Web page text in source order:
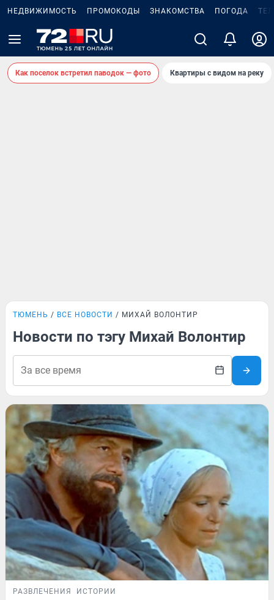
НЕДВИЖИМОСТЬ ПРОМОКОДЫ ЗНАКОМСТВА ПОГОДА
Как поселок встретил паводок — фото Квартиры с видом на реку
ТЮМЕНЬ ВСЕ НОВОСТИ МИХАЙ ВОЛОНТИР
Новости по тэгу Михай Волонтир
РАЗВЛЕЧЕНИЯ ИСТОРИИ